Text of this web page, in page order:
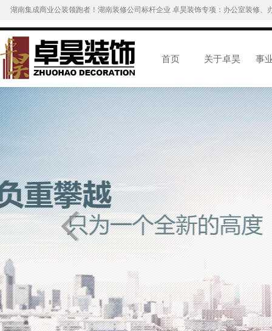
湖南集成商业公装领跑者！湖南装修公司标杆企业 卓昊装饰专项：办公室装修
首页 关于卓昊 事